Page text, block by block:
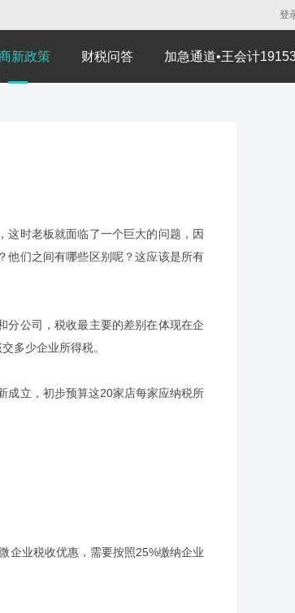
登
新政策 财税问答 加急通道•王会计
时老板就面临了一个巨大的问题，因
他们之间有哪些区别呢？这应该是所有
公司，税收最主要的差别在体现在企
多少企业所得税。
立，初步预算这20家店每家应纳税所
业税收优惠，需要按照25%缴纳企业